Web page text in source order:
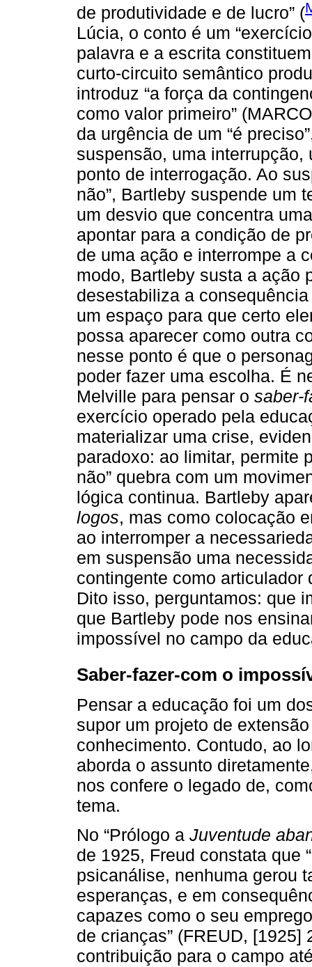
de produtividade e de lucro” (
Lúcia, o conto é um
palavra e a escrita
curto-circuito semântico
introduz “a força da
como valor primeiro”
da urgência de um “é
suspensão, uma interrupção,
ponto de interrogação. Ao
não”, Bartleby suspende um
um desvio que concentra
apontar para a condição de
de uma ação e interrompe a
modo, Bartleby susta a ação
desestabiliza a
um espaço para que certo
possa aparecer como outra
nesse ponto é que o
poder fazer uma escolha. É
Melville para pensar o saber-
exercício operado pela
materializar uma crise,
paradoxo: ao limitar, permite
não” quebra com um
lógica continua. Bartleby
logos, mas como colocação
ao interromper a
em suspensão uma
contingente como
Dito isso, perguntamos: que
que Bartleby pode nos
impossível no campo da
Saber-fazer-com o
Pensar a educação foi um
supor um projeto de
conhecimento. Contudo, ao
aborda o assunto
nos confere o legado de,
tema.
No “Prólogo a Juventude
de 1925, Freud constata que
psicanálise, nenhuma gerou
esperanças, e em
capazes como o seu
de crianças” (FREUD,
contribuição para o campo